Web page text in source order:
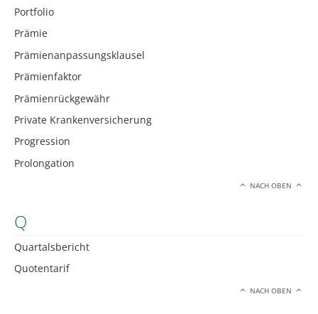
Portfolio
Prämie
Prämienanpassungsklausel
Prämienfaktor
Prämienrückgewähr
Private Krankenversicherung
Progression
Prolongation
NACH OBEN
Q
Quartalsbericht
Quotentarif
NACH OBEN